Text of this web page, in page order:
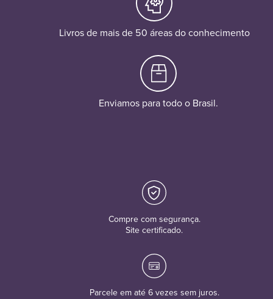
Livros de mais de 50 áreas do conhecimento
Enviamos para todo o Brasil.
Compre com segurança.
Site certificado.
Parcele em até 6 vezes sem juros.